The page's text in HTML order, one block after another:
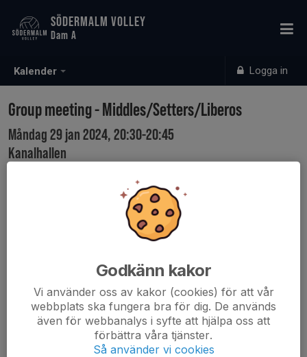
Kalender Logga in
SÖDERMALM VOLLEY
Dam A
Group meeting - Middles/Setters/Liberos
Måndag 29 jan 2024, 20:30-20:45
Kanalhallen
Group meeting to discuss anything regarding the left
and right spiker positions.
Feedback, concerns, thoughts etc.
Godkänn kakor
Vi använder oss av kakor (cookies) för att vår
webbplats ska fungera bra för dig. De används
även för webbanalys i syfte att hjälpa oss att
förbättra våra tjänster.
Så använder vi cookies